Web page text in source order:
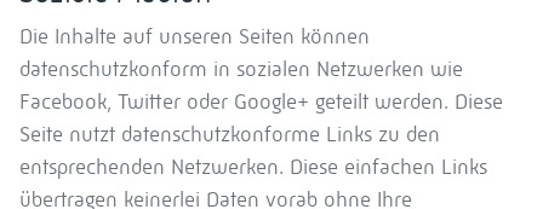
Die Inhalte auf unseren Seiten können
datenschutzkonform in sozialen Netzwerken wie
Facebook, Twitter oder Google+ geteilt werden. Diese
Seite nutzt datenschutzkonforme Links zu den
entsprechenden Netzwerken. Diese einfachen Links
übertragen keinerlei Daten vorab ohne Ihre